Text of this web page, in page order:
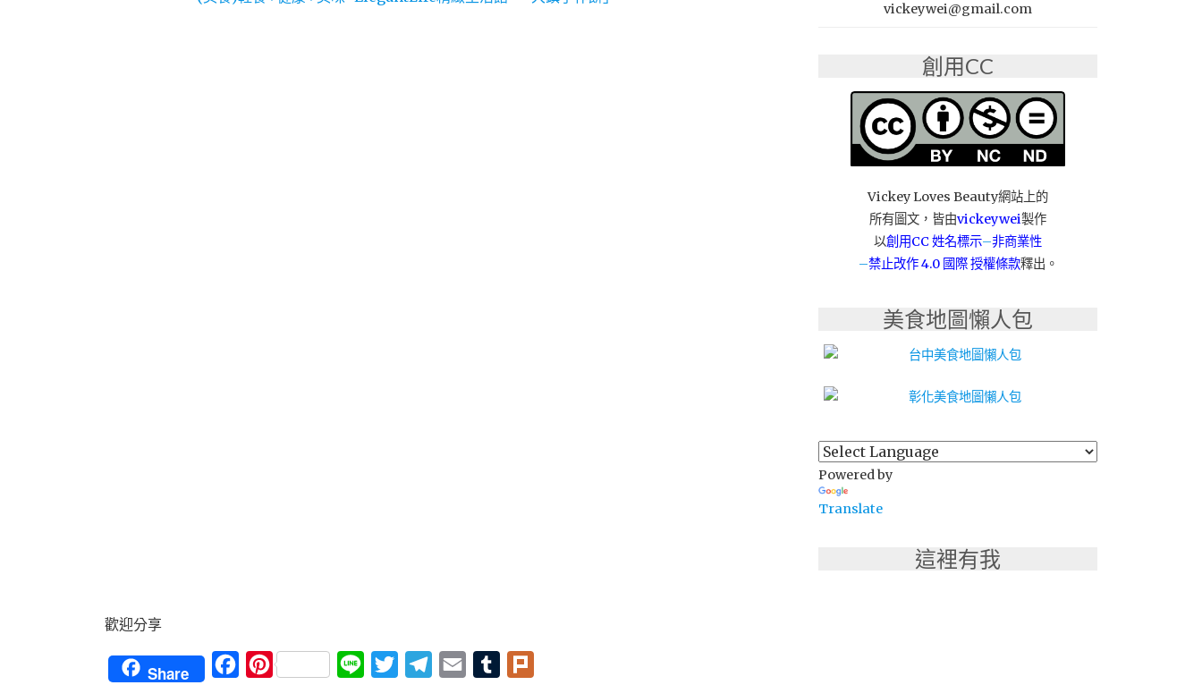
歡迎分享
Share FacebookPinterest Line TwitterTelegram
Email Tumblr
vickeywei@gmail.com
創用CC
Vickey Loves Beauty網站上的
所有圖文，皆由vickeywei製作
以創用CC 姓名標示–非商業性
–禁止改作4.0 國際 授權條款釋出。
美食地圖懶人包
Powered by
Translate
這裡有我